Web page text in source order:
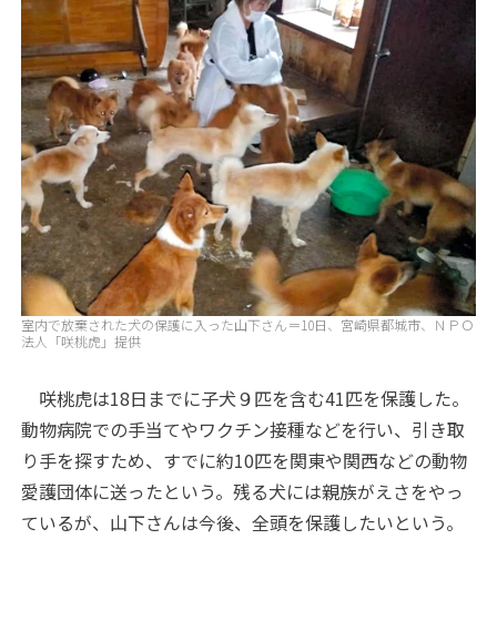
室内で放棄された犬の保護に入った山下さん＝10日、宮崎県都城市、ＮＰＯ
法人「咲桃虎」提供
咲桃虎は18日までに子犬９匹を含む41匹を保護した。
動物病院での手当てやワクチン接種などを行い、引き取
り手を探すため、すでに約10匹を関東や関西などの動物
愛護団体に送ったという。残る犬には親族がえさをやっ
ているが、山下さんは今後、全頭を保護したいという。